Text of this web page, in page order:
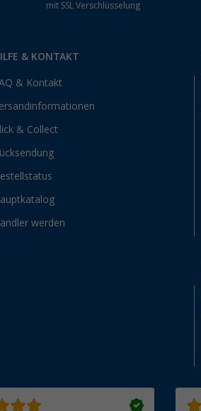
mit SSL Verschlüsselung
& KONTAKT
& Kontakt
& Collect
werden